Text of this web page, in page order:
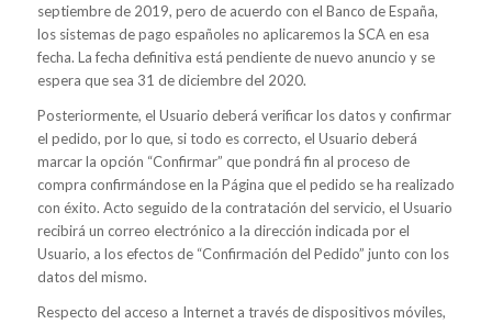
septiembre de 2019, pero de acuerdo con el Banco de España,
los sistemas de pago españoles no aplicaremos la SCA en esa
fecha. La fecha definitiva está pendiente de nuevo anuncio y se
espera que sea 31 de diciembre del 2020.
Posteriormente, el Usuario deberá verificar los datos y confirmar
el pedido, por lo que, si todo es correcto, el Usuario deberá
marcar la opción “Confirmar” que pondrá fin al proceso de
compra confirmándose en la Página que el pedido se ha realizado
con éxito. Acto seguido de la contratación del servicio, el Usuario
recibirá un correo electrónico a la dirección indicada por el
Usuario, a los efectos de “Confirmación del Pedido” junto con los
datos del mismo.
Respecto del acceso a Internet a través de dispositivos móviles,